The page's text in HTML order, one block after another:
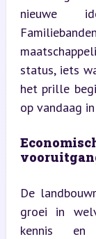
nieuwe
status, iets
het prille
op vandaag
De
groei in
kennis en